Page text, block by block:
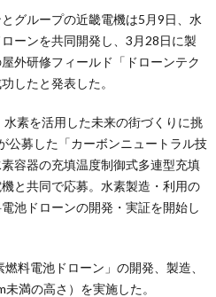
グループの近畿電機は5月9日、水
ーンを共同開発し、3月28日に製
外研修フィールド「ドローンテク
したと発表した。
素を活用した未来の街づくりに挑
公募した「カーボンニュートラル技
容器の充填温度制御式多連型充填
と共同で応募。水素製造・利用の
池ドローンの開発・実証を開始し
料電池ドローン」の開発、製造、
満の高さ）を実施した。